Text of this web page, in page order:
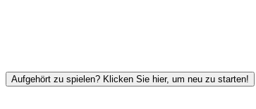
Aufgehört zu spielen? Klicken Sie hier, um neu zu starten!